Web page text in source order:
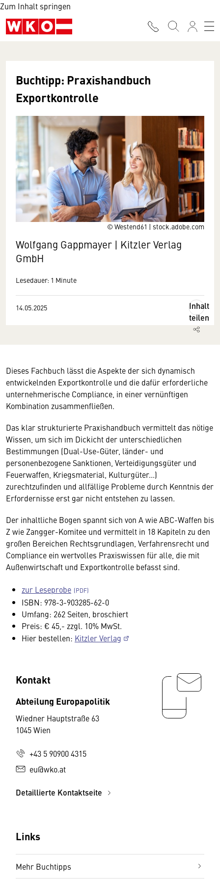
Zum Inhalt springen
© Westend61 | stock.adobe.com
Buchtipp: Praxishandbuch
Exportkontrolle
Wolfgang Gappmayer | Kitzler Verlag
GmbH
Lesedauer: 1 Minute
14.05.2025
Inhalt
teilen
Dieses Fachbuch lässt die Aspekte der sich dynamisch
entwickelnden Exportkontrolle und die dafür erforderliche
unternehmerische Compliance, in einer vernünftigen
Kombination zusammenfließen.
Das klar strukturierte Praxishandbuch vermittelt das nötige
Wissen, um sich im Dickicht der unterschiedlichen
Bestimmungen (Dual-Use-Güter, länder- und
personenbezogene Sanktionen, Verteidigungsgüter und
Feuerwaffen, Kriegsmaterial, Kulturgüter...)
zurechtzufinden und allfällige Probleme durch Kenntnis der
Erfordernisse erst gar nicht entstehen zu lassen.
Der inhaltliche Bogen spannt sich von A wie ABC-Waffen bis
Z wie Zangger-Komitee und vermittelt in 18 Kapiteln zu den
großen Bereichen Rechtsgrundlagen, Verfahrensrecht und
Compliance ein wertvolles Praxiswissen für alle, die mit
Außenwirtschaft und Exportkontrolle befasst sind.
zur Leseprobe
ISBN: 978-3-903285-62-0
Umfang: 262 Seiten, broschiert
Preis: € 45,- zzgl. 10% MwSt.
Hier bestellen: Kitzler Verlag
Kontakt
Abteilung Europapolitik
Wiedner Hauptstraße 63
1045 Wien
+43 5 90900 4315
eu@wko.at
Detaillierte Kontaktseite
Links
Mehr Buchtipps